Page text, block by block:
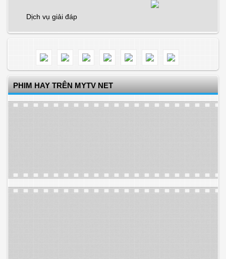
Dịch vụ giải đáp
PHIM HAY TRÊN MYTV NET